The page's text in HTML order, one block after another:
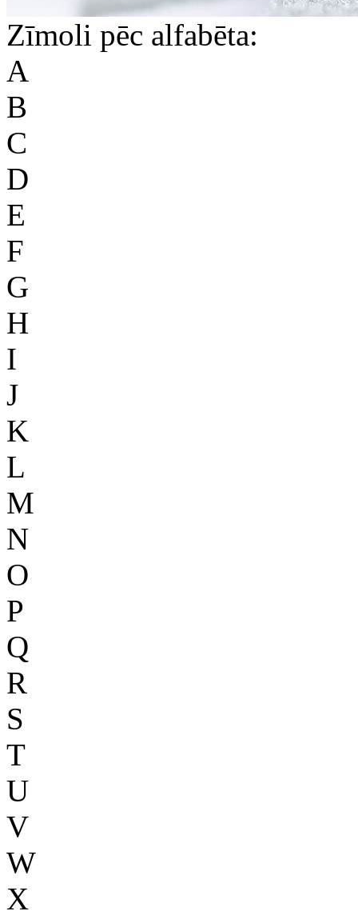
Zīmoli pēc alfabēta:
A
B
C
D
E
F
G
H
I
J
K
L
M
N
O
P
Q
R
S
T
U
V
W
X